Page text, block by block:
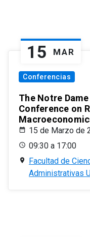
15 MAR
Conferencias
The Notre
Conference on
15 de Marzo de
09:30 a 17:00
Facultad de
Administrativas